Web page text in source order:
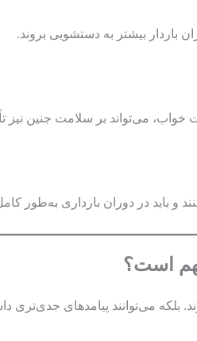
بیشتر به دستشویی بروند.
خواب، می‌تواند بر سلامت جنین نیز
و باید در دوران بارداری به‌طور
است؟
می‌توانند پیامدهای جدی‌تری